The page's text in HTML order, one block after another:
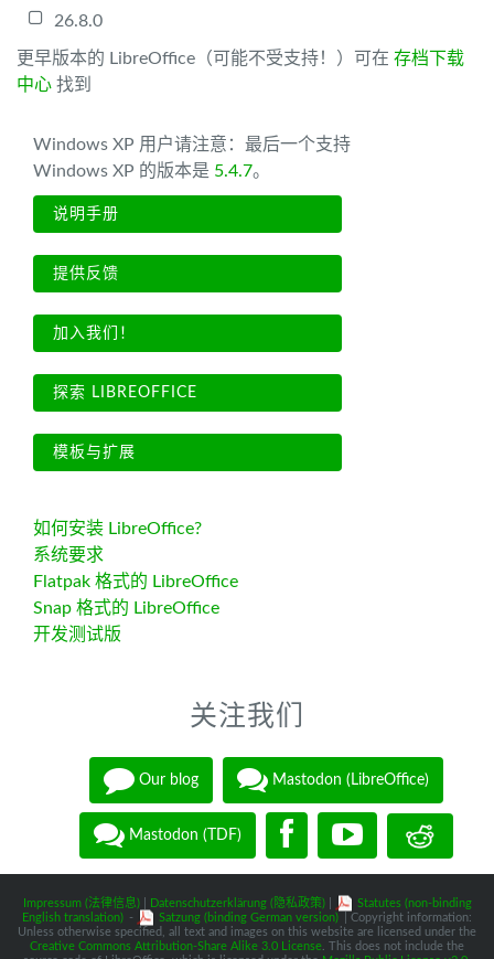
26.8.0
更早版本的 LibreOffice（可能不受支持！）可在 存档下载
中心 找到
Windows XP 用户请注意：最后一个支持
Windows XP 的版本是 5.4.7。
说明手册
提供反馈
加入我们！
探索 LIBREOFFICE
模板与扩展
如何安装 LibreOffice?
系统要求
Flatpak 格式的 LibreOffice
Snap 格式的 LibreOffice
开发测试版
关注我们
Our blog Mastodon (LibreOffice)
Mastodon (TDF)
Impressum (法律信息)| Datenschutzerklärung (隐私政策)|
Statutes (non-binding
English translation) - Satzung (binding German version)
| Copyright information:
Unless otherwise specified, all text and images on this website are licensed under the
Creative Commons Attribution-Share Alike 3.0 License . This does not include the